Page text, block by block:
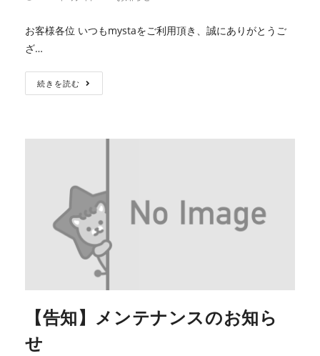
お客様各位 いつもmystaをご利用頂き、誠にありがとうご
ざ…
続きを読む
【告知】メンテナンスのお知ら
せ